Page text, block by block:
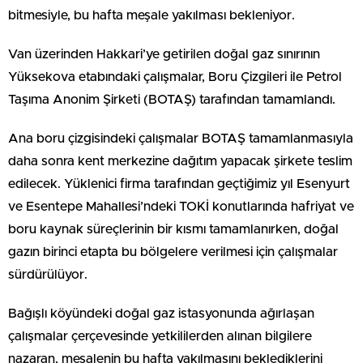
bitmesiyle, bu hafta meşale yakılması bekleniyor.
Van üzerinden Hakkari’ye getirilen doğal gaz sınırının
Yüksekova etabındaki çalışmalar, Boru Çizgileri ile Petrol
Taşıma Anonim Şirketi (BOTAŞ) tarafından tamamlandı.
Ana boru çizgisindeki çalışmalar BOTAŞ tamamlanmasıyla
daha sonra kent merkezine dağıtım yapacak şirkete teslim
edilecek. Yüklenici firma tarafından geçtiğimiz yıl Esenyurt
ve Esentepe Mahallesi’ndeki TOKİ konutlarında hafriyat ve
boru kaynak süreçlerinin bir kısmı tamamlanırken, doğal
gazın birinci etapta bu bölgelere verilmesi için çalışmalar
sürdürülüyor.
Bağışlı köyündeki doğal gaz istasyonunda ağırlaşan
çalışmalar çerçevesinde yetkililerden alınan bilgilere
nazaran, meşalenin bu hafta yakılmasını beklediklerini